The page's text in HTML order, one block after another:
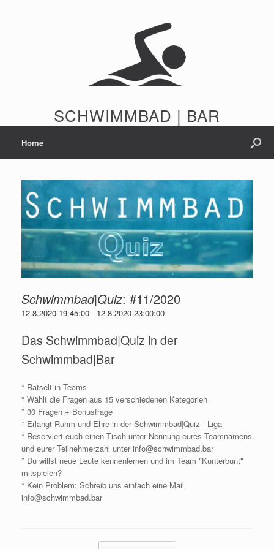
SCHWIMMBAD | BAR
Home
Schwimmbad|Quiz: #11/2020
12.8.2020 19:45:00 - 12.8.2020 23:00:00
Das Schwimmbad|Quiz in der
Schwimmbad|Bar
* Rätselt in Teams
* Wählt die Fragen aus 15 verschiedenen Kategorien
* 30 Fragen + Bonusfrage
* Erlangt Ruhm und Ehre in der Schwimmbad|Quiz - Liga
* Reserviert euch einen Tisch unter Nennung eures Teamnamens
und eurer Teilnehmerzahl unter info@schwimmbad.bar
* Du willst neue Leute kennenlernen und im Team "Kunterbunt"
mitspielen?
* Kein Problem: Schreib uns einfach eine Mail
info@schwimmbad.bar